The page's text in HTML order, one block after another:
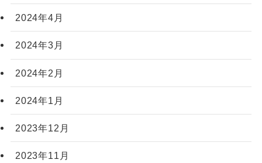
2024年4月
2024年3月
2024年2月
2024年1月
2023年12月
2023年11月